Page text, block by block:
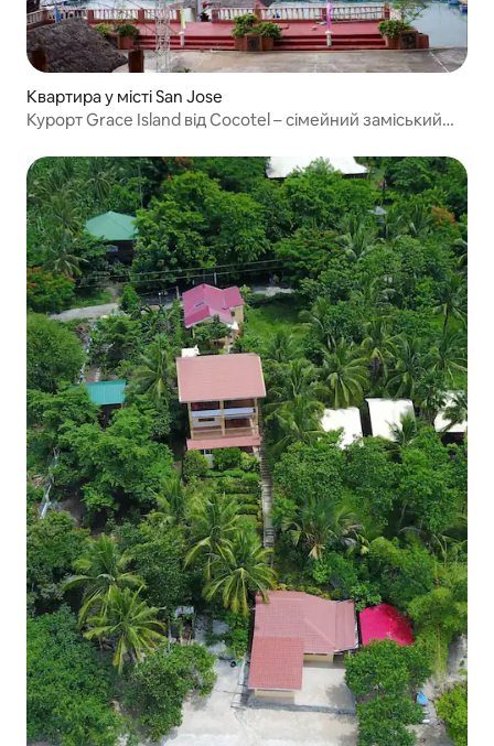
Квартира у місті San Jose
Курорт Grace Island від Cocotel – сімейний заміський